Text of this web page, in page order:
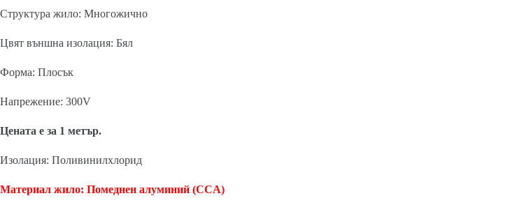
Структура жило: Многожично
Цвят външна изолация: Бял
Форма: Плосък
Напрежение: 300V
Цената е за 1 метър.
Изолация: Поливинилхлорид
Материал жило: Помеднен алуминий (CCA)